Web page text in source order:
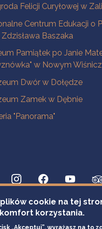
Felicji Curyłowej w
Centrum Edukacji o
Baszaka
Pamiątek po Janie
w Nowym
Dwór w Dołędze
Zamek w Dębnie
"Panorama"
cookie na tej
korzystania.
„Akceptuj”, wyrażasz na to